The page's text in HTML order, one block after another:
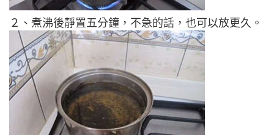
２ 、煮沸後靜置五分鐘，不急的話，也可以放更久。